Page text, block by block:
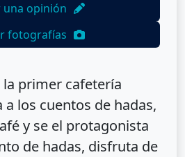
una opinión
fotografías
la primer cafetería
los cuentos de hadas,
y se el protagonista
de hadas, disfruta de